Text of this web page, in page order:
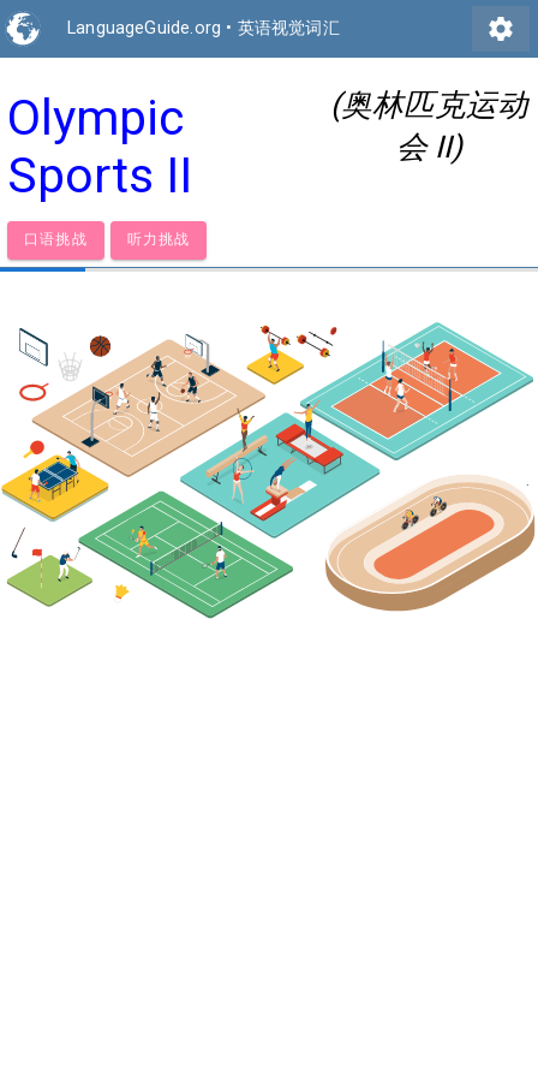
LanguageGuide.org • 英语视觉词汇 settings
Olympic
Sports II
(奥林匹克运动
会 II)
口语挑战 听力挑战